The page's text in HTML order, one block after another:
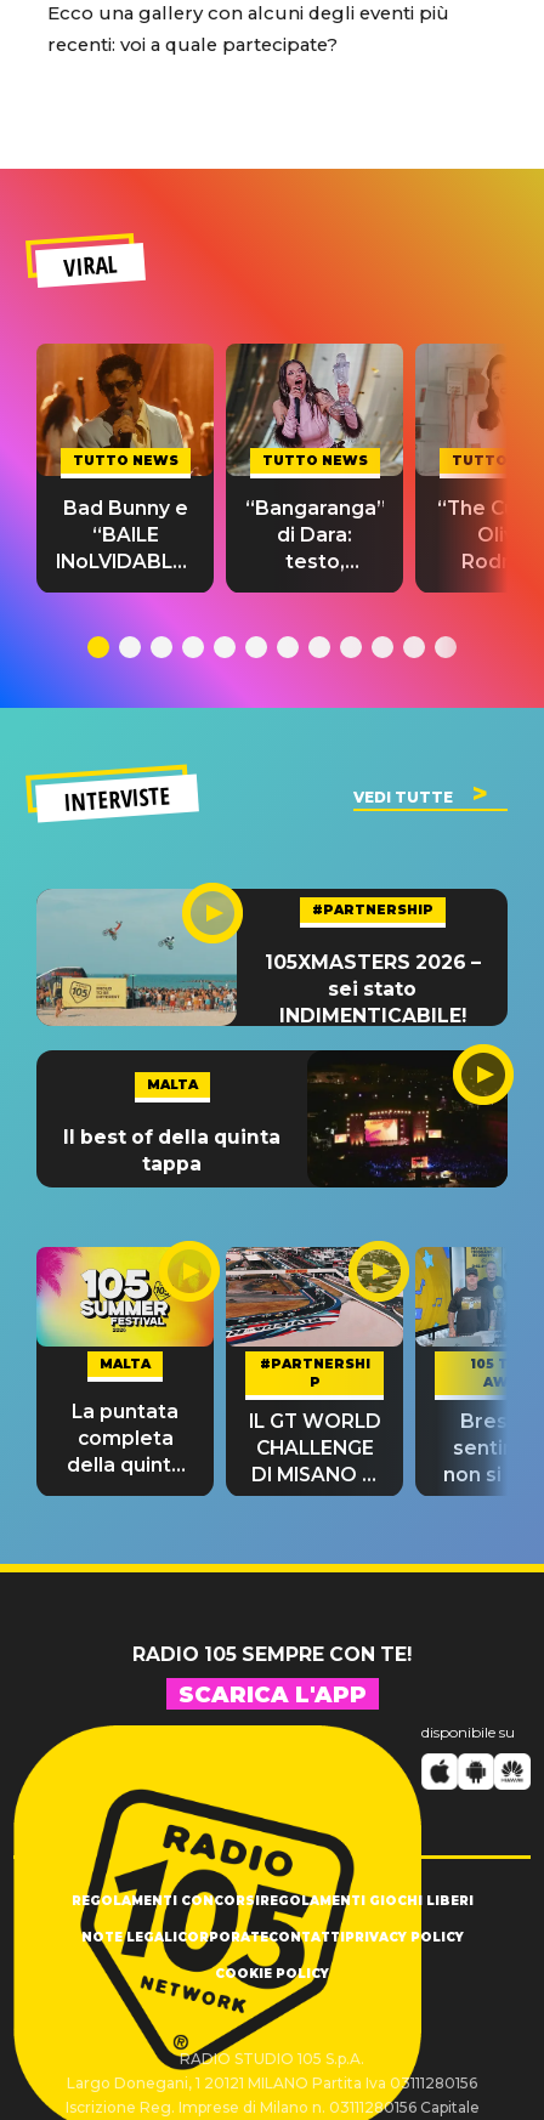
Ecco una gallery con alcuni degli eventi più
recenti: voi a quale partecipate?
VIRAL
TUTTO NEWS
Bad Bunny e
“BAILE
INoLVIDABLE”:
testo,
significato
TUTTO NEWS
“Bangaranga”
di Dara:
testo,
traduzione e
del singolo
TUTTO
“The
Olivia
testo,
INTERVISTE VEDI TUTTE
#PARTNERSHIP
105XMASTERS 2026 –
sei stato
INDIMENTICABILE!
MALTA
Il best of della quinta
tappa
MALTA
La puntata
completa
della quinta
tappa
#PARTNERSHI
P
IL GT WORLD
CHALLENGE
DI MISANO si
riconferma
105 TAKE
AWAY
Bresh:
non si
fino alla
RADIO 105 SEMPRE CON TE!
SCARICA L'APP
disponibile su
REGOLAMENTI CONCORSI REGOLAMENTI GIOCHI LIBERI
NOTE LEGALI CORPORATECONTATTI PRIVACY POLICY
COOKIE POLICY
RADIO STUDIO 105 S.p.A.
Largo Donegani, 1 20121 MILANO Partita Iva 03111280156
Iscrizione Reg. Imprese di Milano n. 03111280156 Capitale